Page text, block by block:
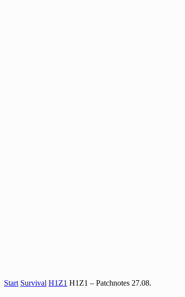
Start Survival H1Z1 H1Z1 – Patchnotes 27.08.